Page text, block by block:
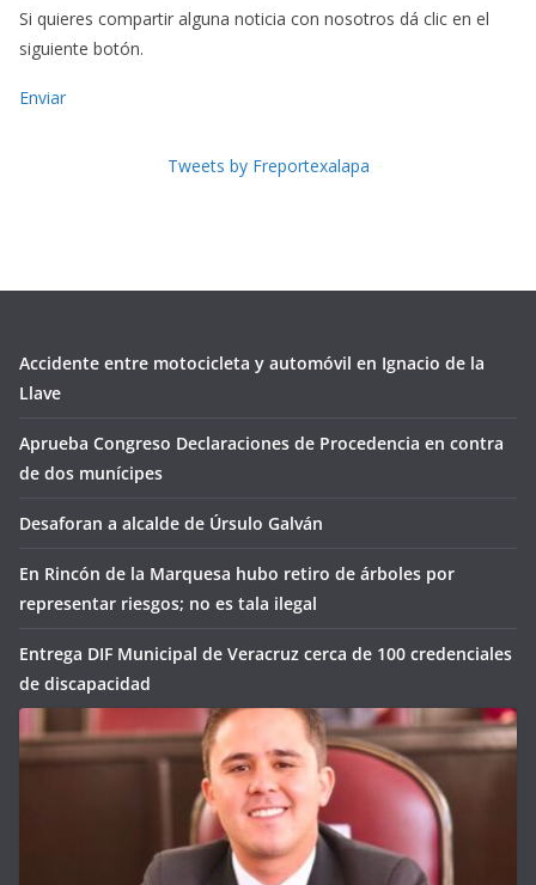
Si quieres compartir alguna noticia con nosotros dá clic en el
siguiente botón.
Enviar
Tweets by Freportexalapa
Accidente entre motocicleta y automóvil en Ignacio de la
Llave
Aprueba Congreso Declaraciones de Procedencia en contra
de dos munícipes
Desaforan a alcalde de Úrsulo Galván
En Rincón de la Marquesa hubo retiro de árboles por
representar riesgos; no es tala ilegal
Entrega DIF Municipal de Veracruz cerca de 100 credenciales
de discapacidad